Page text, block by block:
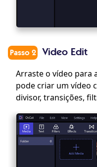
Passo 2 Video Edit
Arraste o vídeo para
pode criar um vídeo
divisor, transições,